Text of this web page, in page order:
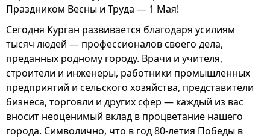
Праздником Весны и Труда — 1 Мая!
Сегодня Курган развивается благодаря усилиям
тысяч людей — профессионалов своего дела,
преданных родному городу. Врачи и учителя,
строители и инженеры, работники промышленных
предприятий и сельского хозяйства, представители
бизнеса, торговли и других сфер — каждый из вас
вносит неоценимый вклад в процветание нашего
города. Символично, что в год 80-летия Победы в